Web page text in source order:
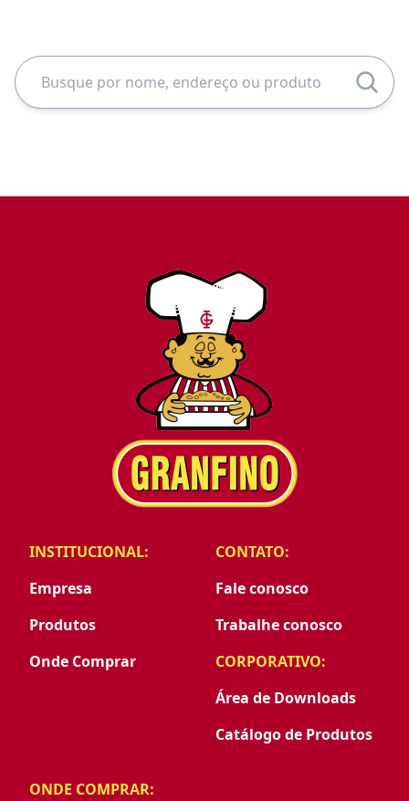
INSTITUCIONAL:
Empresa
Produtos
Onde Comprar
CONTATO:
Fale conosco
Trabalhe conosco
CORPORATIVO:
Área de Downloads
Catálogo de Produtos
ONDE COMPRAR: